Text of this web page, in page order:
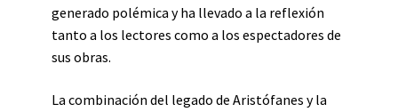
generado polémica y ha llevado a la reflexión
tanto a los lectores como a los espectadores de
sus obras.
La combinación del legado de Aristófanes y la